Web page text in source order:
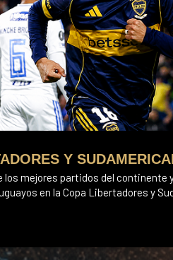
Y
los mejores partidos del continente
en la Copa Libertadores y